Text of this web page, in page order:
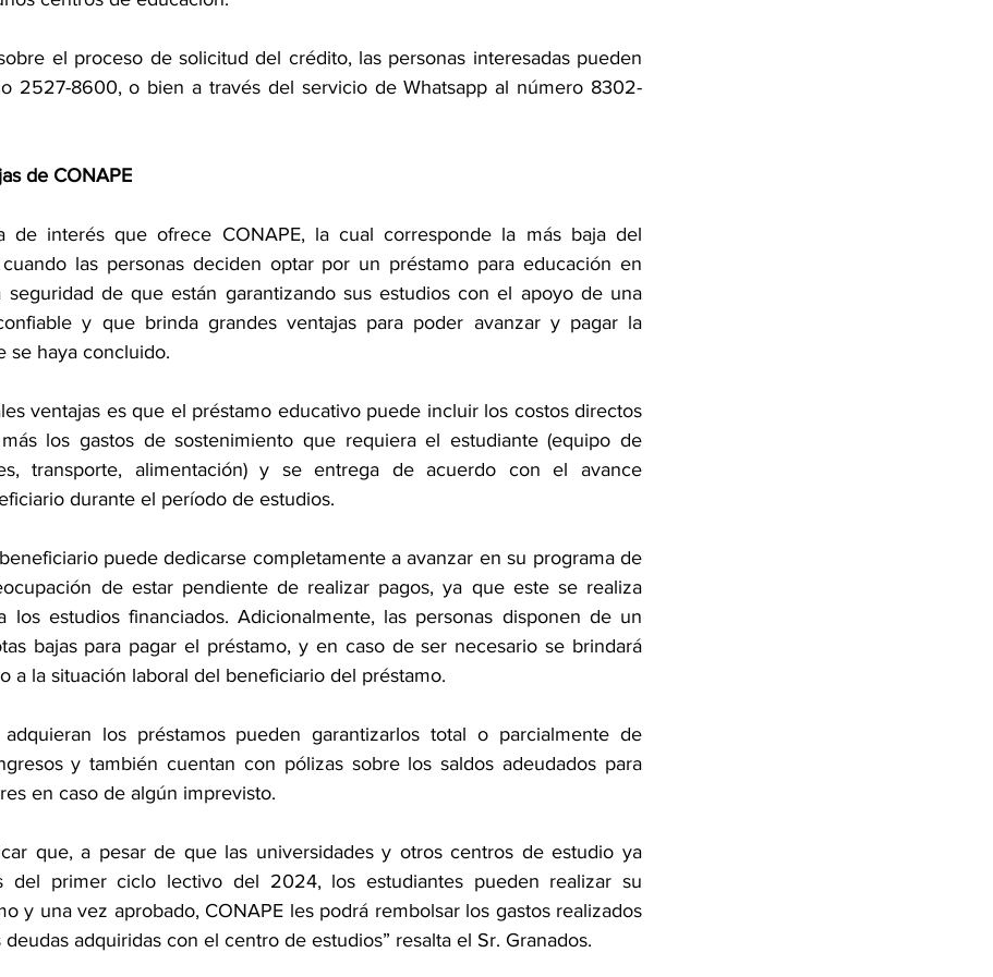
el proceso de solicitud del crédito, las personas interesadas pueden
2527-8600, o bien a través del servicio de Whatsapp al número 8302-
de CONAPE
de interés que ofrece CONAPE, la cual corresponde la más baja del
las personas deciden optar por un préstamo para educación en
seguridad de que están garantizando sus estudios con el apoyo de una
y que brinda grandes ventajas para poder avanzar y pagar la
se haya concluido.
ventajas es que el préstamo educativo puede incluir los costos directos
los gastos de sostenimiento que requiera el estudiante (equipo de
transporte, alimentación) y se entrega de acuerdo con el avance
durante el período de estudios.
puede dedicarse completamente a avanzar en su programa de
de estar pendiente de realizar pagos, ya que este se realiza
los estudios financiados. Adicionalmente, las personas disponen de un
bajas para pagar el préstamo, y en caso de ser necesario se brindará
a la situación laboral del beneficiario del préstamo.
los préstamos pueden garantizarlos total o parcialmente de
y también cuentan con pólizas sobre los saldos adeudados para
en caso de algún imprevisto.
que, a pesar de que las universidades y otros centros de estudio ya
del primer ciclo lectivo del 2024, los estudiantes pueden realizar su
y una vez aprobado, CONAPE les podrá rembolsar los gastos realizados
adquiridas con el centro de estudios” resalta el Sr. Granados.